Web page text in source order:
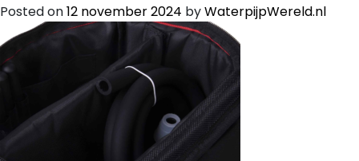
Posted on12 november 2024 byWaterpijpWereld.nl